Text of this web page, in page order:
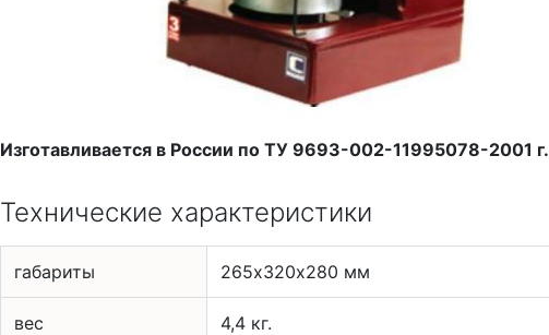
Изготавливается в России по ТУ 9693-002-11995078-2001 г.
Технические характеристики
габариты 265х320х280 мм
вес 4,4 кг.